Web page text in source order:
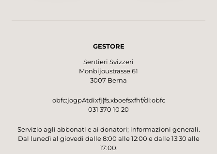
GESTORE
Sentieri Svizzeri
Monbijoustrasse 61
3007 Berna
obfc:jogpAtdixfj{fs.xboefsxfhf/di:obfc
031 370 10 20
Servizio agli abbonati e ai donatori; informazioni generali.
Dal lunedì al giovedì dalle 8:00 alle 12:00 e dalle 13:30 alle
17:00.